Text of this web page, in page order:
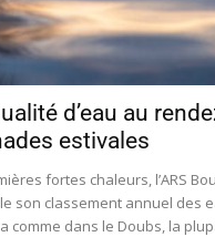
d’eau au
estivales
fortes chaleurs, l’ARS
son classement annuel des
comme dans le Doubs, la